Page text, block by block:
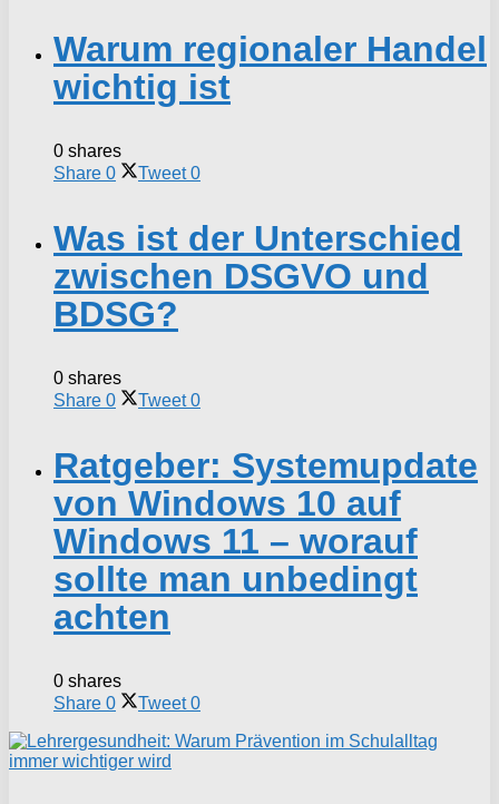
Warum regionaler Handel
wichtig ist
0 shares
Share 0 Tweet 0
Was ist der Unterschied
zwischen DSGVO und
BDSG?
0 shares
Share 0 Tweet 0
Ratgeber: Systemupdate
von Windows 10 auf
Windows 11 – worauf
sollte man unbedingt
achten
0 shares
Share 0 Tweet 0